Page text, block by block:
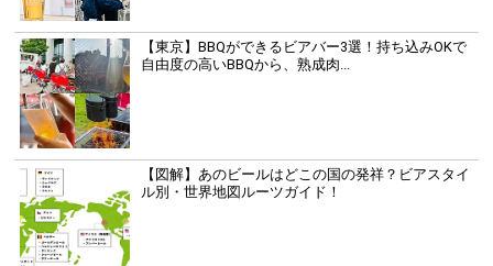
【東京】BBQができるビアバー3選！持ち込みOKで
自由度の高いBBQから、熟成肉...
【図解】あのビールはどこの国の発祥？ビアスタイ
ル別・世界地図ルーツガイド！